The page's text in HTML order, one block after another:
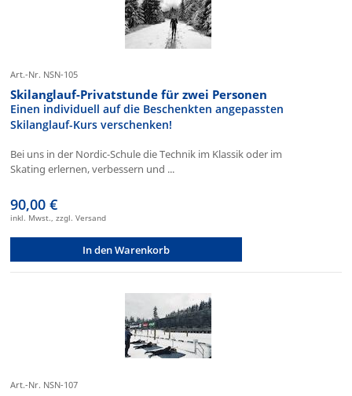
Art.-Nr. NSN-105
Skilanglauf-Privatstunde für zwei Personen
Einen individuell auf die Beschenkten angepassten
Skilanglauf-Kurs verschenken!
Bei uns in der Nordic-Schule die Technik im Klassik oder im
Skating erlernen, verbessern und ...
90,00 €
inkl. Mwst., zzgl. Versand
In den Warenkorb
Art.-Nr. NSN-107